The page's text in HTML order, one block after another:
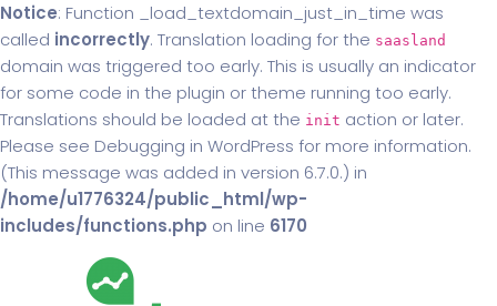
Notice: Function _load_textdomain_just_in_time was
called incorrectly. Translation loading for the saasland
domain was triggered too early. This is usually an indicator
for some code in the plugin or theme running too early.
Translations should be loaded at the init action or later.
Please see Debugging in WordPress for more information.
(This message was added in version 6.7.0.) in
/home/u1776324/public_html/wp-
includes/functions.php on line 6170